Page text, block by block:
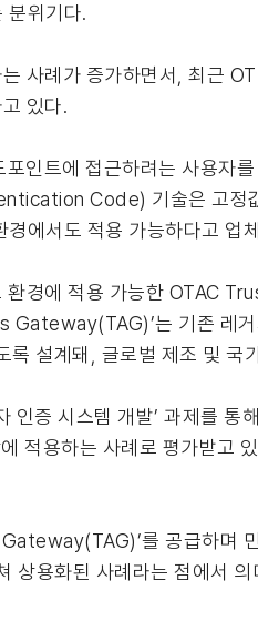
분위기다.
사례가 증가하면서, 최근 OT
있다.
인트에 접근하려는 사용자
Code) 기술은 고정
에서도 적용 가능하다고 업
환경에 적용 가능한 OTAC
Gateway(TAG)’는 기존 레
설계돼, 글로벌 제조 및 국
증 시스템 개발’ 과제를 통
적용하는 사례로 평가받고
를 공급하며
상용화된 사례라는 점에서